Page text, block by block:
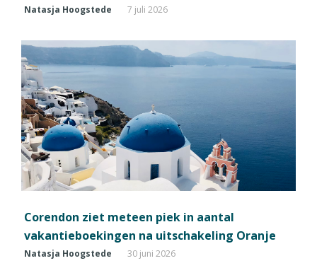
Natasja Hoogstede 7 juli 2026
Corendon ziet meteen piek in aantal
vakantieboekingen na uitschakeling Oranje
Natasja Hoogstede 30 juni 2026